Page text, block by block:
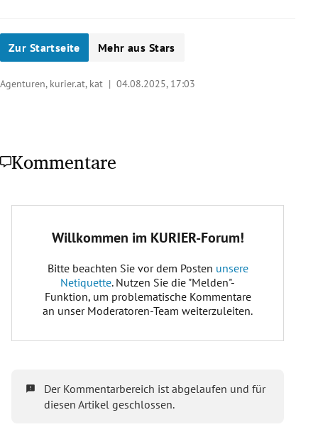
Zur Startseite Mehr aus Stars
Agenturen, kurier.at, kat | 04.08.2025, 17:03
Kommentare